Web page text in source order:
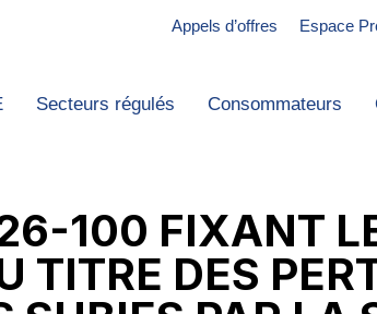
Appels d’offres Espace
Secteurs régulés Consommateurs
100 FIXANT
TITRE DES